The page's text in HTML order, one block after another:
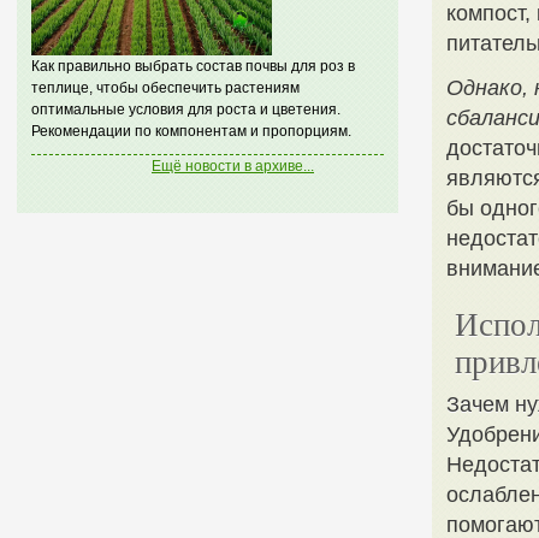
Как правильно выбрать состав почвы для роз в
теплице, чтобы обеспечить растениям
оптимальные условия для роста и цветения.
Рекомендации по компонентам и пропорциям.
Ещё новости в архиве...
Однако,
бы
Зачем